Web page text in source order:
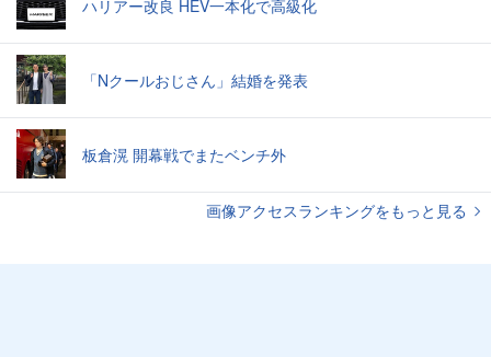
ハリアー改良 HEV一本化で高級化
「Nクールおじさん」結婚を発表
板倉滉 開幕戦でまたベンチ外
画像アクセスランキングをもっと見る